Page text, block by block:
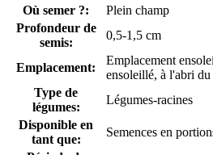
Où semer ?:
Plein champ
Profondeur de
semis:
0,5-1,5 cm
Emplacement:
Emplacement
ensoleillé, à l'abri
Type de
légumes:
Légumes-racines
Disponible en
tant que:
Semences en